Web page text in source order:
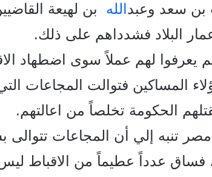
بن سعد وعبد الله بن لهيعة
البلاد فشدداهم على ذلك.
لهم عملاً سوى اضطهاد
المساكين فتوالت المجاعات
الحكومة تخلصاً من اعالتهم.
تنبه إلي أن المجاعات تتوالى
فساق عدداً عطيماً من الاقباط